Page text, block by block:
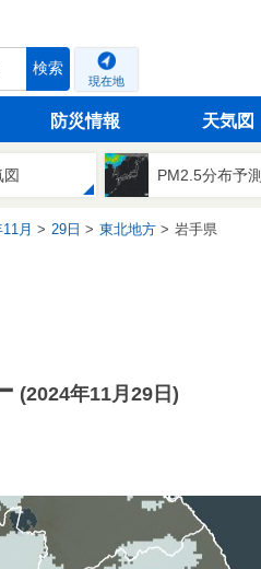
検索
現在地
防災情報 天気図
図 PM2.5分布予測
月 29日 東北地方 岩手県
(2024年11月29日)